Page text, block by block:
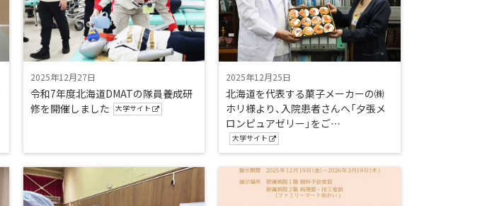
2025年12月27日
令和7年度北海道DMATの隊員養成研
修を開催しました
大学サイト
2025年12月25日
北海道を代表する菓子メーカーの㈱
ホリ様より、入院患者さんへ「夕張メ
ロンピュアゼリー」をご…
大学サイト